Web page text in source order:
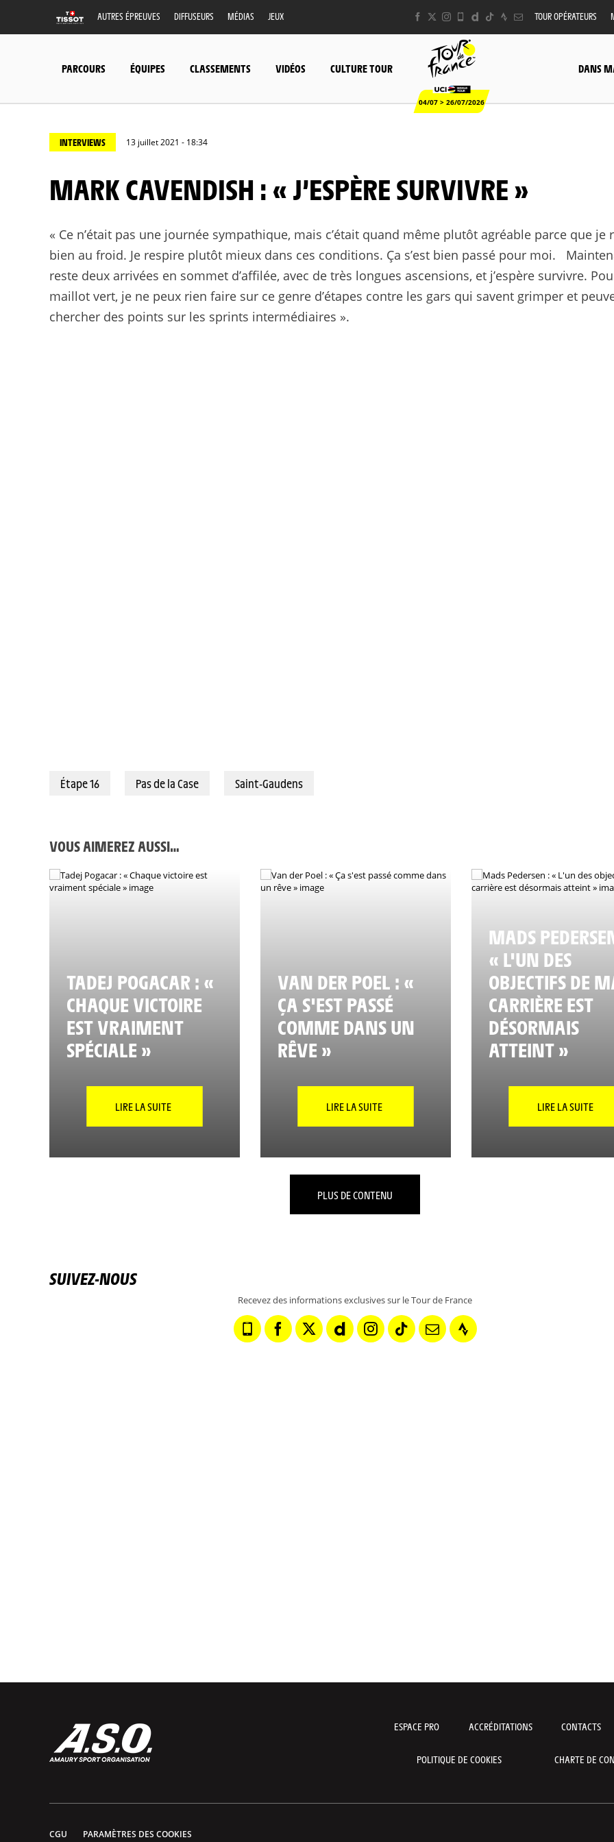
AUTRES ÉPREUVES DIFFUSEURS MÉDIAS JEUX TOUR OPÉRATEURS
PARCOURS ÉQUIPES CLASSEMENTS VIDÉOS CULTURE TOUR
04/07 > 26/07/2026
DANS
INTERVIEWS 13 juillet 2021 - 18:34
MARK CAVENDISH : « J’ESPÈRE SURVIVRE »
« Ce n’était pas une journée sympathique, mais c’était quand même plutôt agréable parce que je
bien au froid. Je respire plutôt mieux dans ces conditions. Ça s’est bien passé pour moi.
reste deux arrivées en sommet d’affilée, avec de très longues ascensions, et j’espère survivre.
maillot vert, je ne peux rien faire sur ce genre d’étapes contre les gars qui savent grimper et
chercher des points sur les sprints intermédiaires ».
Étape 16 Pas de la Case Saint-Gaudens
VOUS AIMEREZ AUSSI…
TADEJ POGACAR : «
CHAQUE VICTOIRE
EST VRAIMENT
SPÉCIALE »
LIRE LA SUITE
VAN DER POEL : «
ÇA S'EST PASSÉ
COMME DANS UN
RÊVE »
LIRE LA SUITE
MADS
« L'UN DES
OBJECTIFS DE
CARRIÈRE EST
DÉSORMAIS
ATTEINT »
LIRE LA SUITE
PLUS DE CONTENU
SUIVEZ-NOUS
Recevez des informations exclusives sur le Tour de France
ESPACE PRO ACCRÉDITATIONS CONTACTS
POLITIQUE DE COOKIES CHARTE DE
CGU PARAMÈTRES DES COOKIES